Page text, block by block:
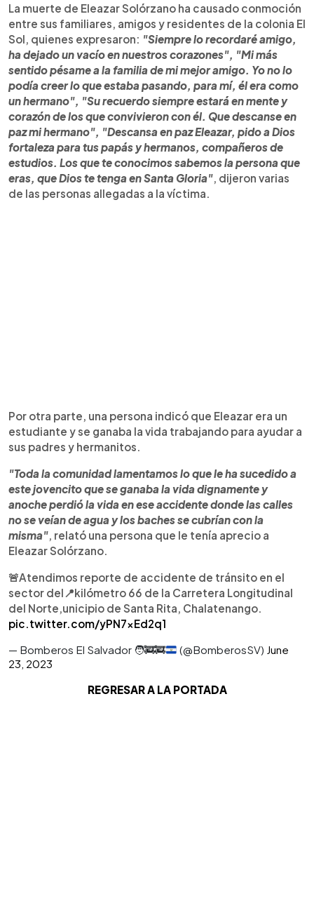
La muerte de Eleazar Solórzano ha causado conmoción
entre sus familiares, amigos y residentes de la colonia El
Sol, quienes expresaron: "Siempre lo recordaré amigo,
ha dejado un vacío en nuestros corazones", "Mi más
sentido pésame a la familia de mi mejor amigo. Yo no lo
podía creer lo que estaba pasando, para mí, él era como
un hermano", "Su recuerdo siempre estará en mente y
corazón de los que convivieron con él. Que descanse en
paz mi hermano", "Descansa en paz Eleazar, pido a Dios
fortaleza para tus papás y hermanos, compañeros de
estudios. Los que te conocimos sabemos la persona que
eras, que Dios te tenga en Santa Gloria", dijeron varias
de las personas allegadas a la víctima.
Por otra parte, una persona indicó que Eleazar era un
estudiante y se ganaba la vida trabajando para ayudar a
sus padres y hermanitos.
"Toda la comunidad lamentamos lo que le ha sucedido a
este jovencito que se ganaba la vida dignamente y
anoche perdió la vida en ese accidente donde las calles
no se veían de agua y los baches se cubrían con la
misma", relató una persona que le tenía aprecio a
Eleazar Solórzano.
🚨Atendimos reporte de accidente de tránsito en el
sector del📍kilómetro 66 de la Carretera Longitudinal
del Norte,unicipio de Santa Rita, Chalatenango.
pic.twitter.com/yPN7xEd2q1
— Bomberos El Salvador 🧑‍🚒🚒 (@BomberosSV) June
23, 2023
REGRESAR A LA PORTADA